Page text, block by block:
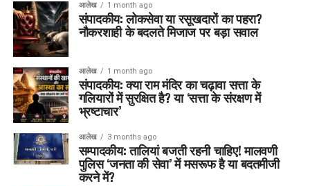
आलेख 1 month ago
संपादकीय: लोकसेवा या रसूखदारों का पहरा?
नौकरशाही के बदलते मिजाज पर बड़ा सवाल
आलेख 1 month ago
संपादकीय: क्या राम मंदिर का चढ़ावा सत्ता के
गलियारों में सुरक्षित है? या ‘सत्ता के संरक्षण में
भ्रष्टाचार’
आलेख 3 months ago
सम्पादकीय: तालियां बजती रहनी चाहिए! मालवणी
पुलिस ‘जनता की सेवा’ में मसरूफ है या बदतमीजी
करने में?